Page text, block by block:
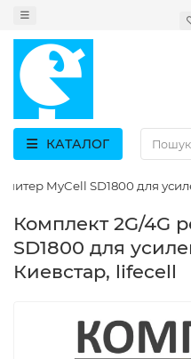
КАТАЛОГ
MyCell SD1800 для
Комплект 2G/4G
SD1800 для
Киевстар, lifecell